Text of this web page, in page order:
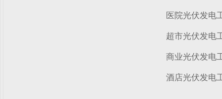
医院光伏发电
超市光伏发电
商业光伏发电
酒店光伏发电